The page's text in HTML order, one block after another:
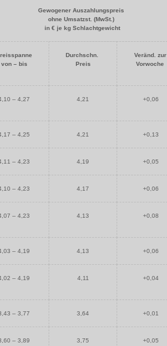
Gewogener Auszahlungspreis
ohne Umsatzst. (MwSt.)
in € je kg Schlachtgewicht
von – bis
Durchschn.
Preis
Veränd. zur
Vorwoche
– 4,27 4,21 +0,06
– 4,25 4,21 +0,13
– 4,23 4,19 +0,05
– 4,23 4,17 +0,06
– 4,23 4,13 +0,08
– 4,19 4,13 +0,06
– 4,19 4,11 +0,04
– 3,77 3,64 +0,01
– 3,89 3,75 +0,05